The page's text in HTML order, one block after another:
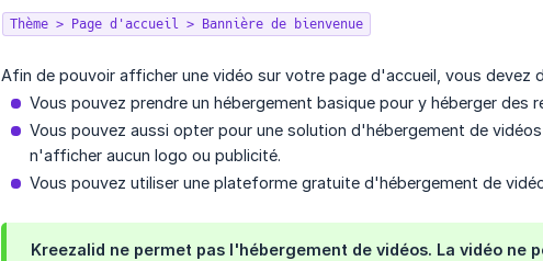
Thème > Page d'accueil > Bannière de bienvenue
Afin de pouvoir afficher une vidéo sur votre page d'accueil, vous devez
Vous pouvez prendre un hébergement basique pour y héberger
Vous pouvez aussi opter pour une solution d'hébergement de
n'afficher aucun logo ou publicité.
Vous pouvez utiliser une plateforme gratuite d'hébergement de
Kreezalid ne permet pas l'hébergement de vidéos. La vidéo